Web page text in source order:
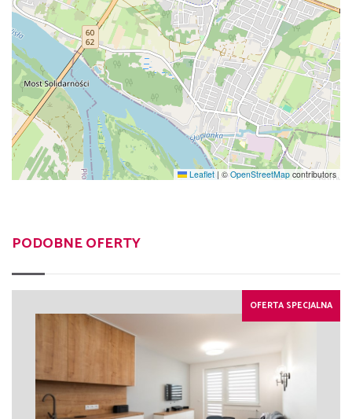
Leaflet | ©OpenStreetMap contributors
PODOBNE OFERTY
OFERTA SPECJALNA